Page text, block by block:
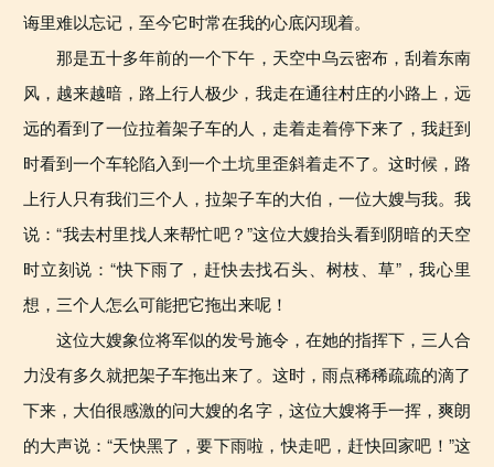
诲里难以忘记，至今它时常在我的心底闪现着。
那是五十多年前的一个下午，天空中乌云密布，刮着东南
风，越来越暗，路上行人极少，我走在通往村庄的小路上，远
远的看到了一位拉着架子车的人，走着走着停下来了，我赶到
时看到一个车轮陷入到一个土坑里歪斜着走不了。这时候，路
上行人只有我们三个人，拉架子车的大伯，一位大嫂与我。我
说：“我去村里找人来帮忙吧？”这位大嫂抬头看到阴暗的天空
时立刻说：“快下雨了，赶快去找石头、树枝、草”，我心里
想，三个人怎么可能把它拖出来呢！
这位大嫂象位将军似的发号施令，在她的指挥下，三人合
力没有多久就把架子车拖出来了。这时，雨点稀稀疏疏的滴了
下来，大伯很感激的问大嫂的名字，这位大嫂将手一挥，爽朗
的大声说：“天快黑了，要下雨啦，快走吧，赶快回家吧！”这